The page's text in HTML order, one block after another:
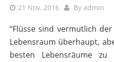
21 Nov, 2016 By admin
“Flüsse sind vermutlich
Lebensraum überhaupt,
besten Lebensräume